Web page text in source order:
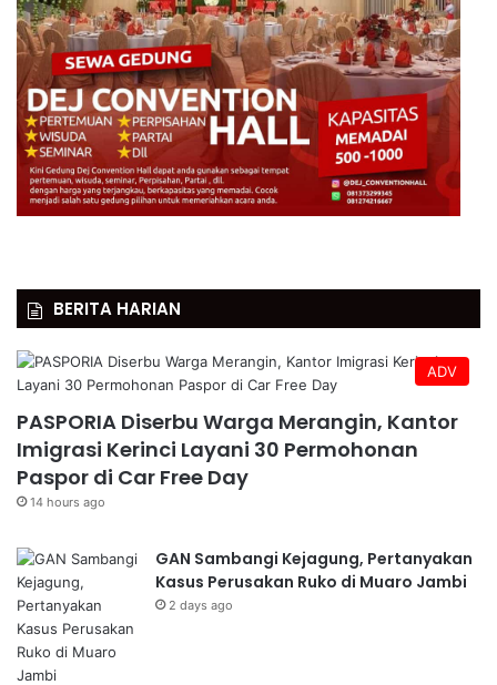
BERITA HARIAN
ADV
PASPORIA Diserbu Warga Merangin, Kantor
Imigrasi Kerinci Layani 30 Permohonan
Paspor di Car Free Day
14 hours ago
GAN Sambangi Kejagung, Pertanyakan
Kasus Perusakan Ruko di Muaro Jambi
2 days ago